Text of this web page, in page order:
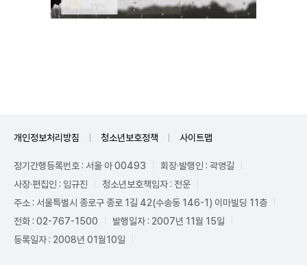
개인정보처리방침 청소년보호정책 사이트맵
정기간행등록번호 : 서울 아 00493
회장·발행인 : 곽영길
사장·편집인 : 임규진
청소년보호책임자 : 전운
주소 : 서울특별시 종로구 종로 1길 42(수송동 146-1) 이마빌딩 11층
전화 : 02-767-1500
발행일자 : 2007년 11월 15일
등록일자 : 2008년 01월10일